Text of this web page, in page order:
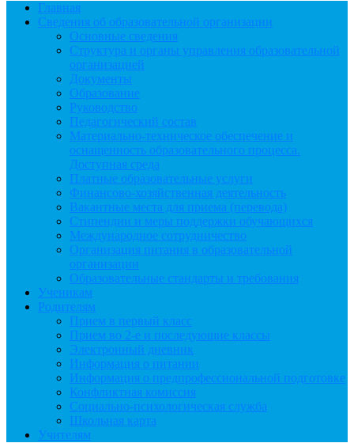
Главная
Сведения об образовательной организации
Основные сведения
Структура и органы управления образовательной
организацией
Документы
Образование
Руководство
Педагогический состав
Материально-техническое обеспечение и
оснащенность образовательного процесса.
Доступная среда
Платные образовательные услуги
Финансово-хозяйственная деятельность
Вакантные места для приема (перевода)
Стипендии и меры поддержки обучающихся
Международное сотрудничество
Организация питания в образовательной
организации
Образовательные стандарты и требования
Ученикам
Родителям
Прием в первый класс
Прием во 2-е и последующие классы
Электронный дневник
Информация о питании
Информация о предпрофессиональной подготовке
Конфликтная комиссия
Социально-психологическая служба
Школьная карта
Учителям